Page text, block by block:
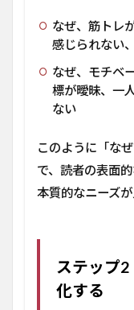
体
例」
付け
する
2
整理
を助
「フ
ク」
2.1
5W1H
なぜ、筋トレ
感じられない
なぜ、モチベ
標が曖昧、一
ない
このように「な
で、読者の表面
本質的なニーズが
ステップ
化する